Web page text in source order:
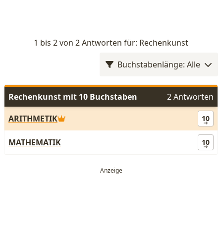
1 bis 2 von 2 Antworten für: Rechenkunst
Buchstabenlänge: Alle
Rechenkunst mit 10 Buchstaben
2 Antworten
ARITHMETIK
10
MATHEMATIK 10